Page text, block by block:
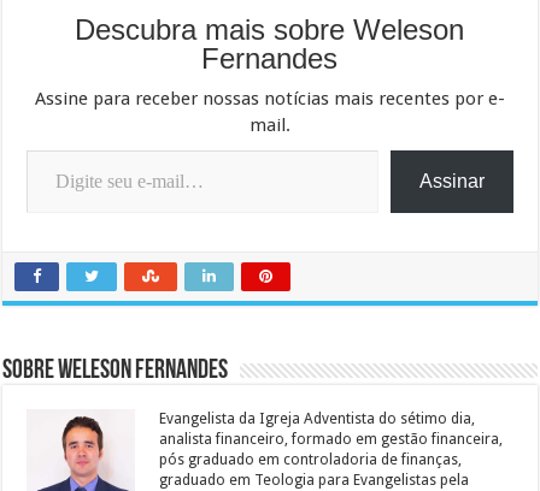
Descubra mais sobre Weleson
Fernandes
Assine para receber nossas notícias mais recentes por e-
mail.
Digite seu e-mail…
Assinar
Sobre Weleson Fernandes
Evangelista da Igreja Adventista do sétimo dia,
analista financeiro, formado em gestão financeira,
pós graduado em controladoria de finanças,
graduado em Teologia para Evangelistas pela